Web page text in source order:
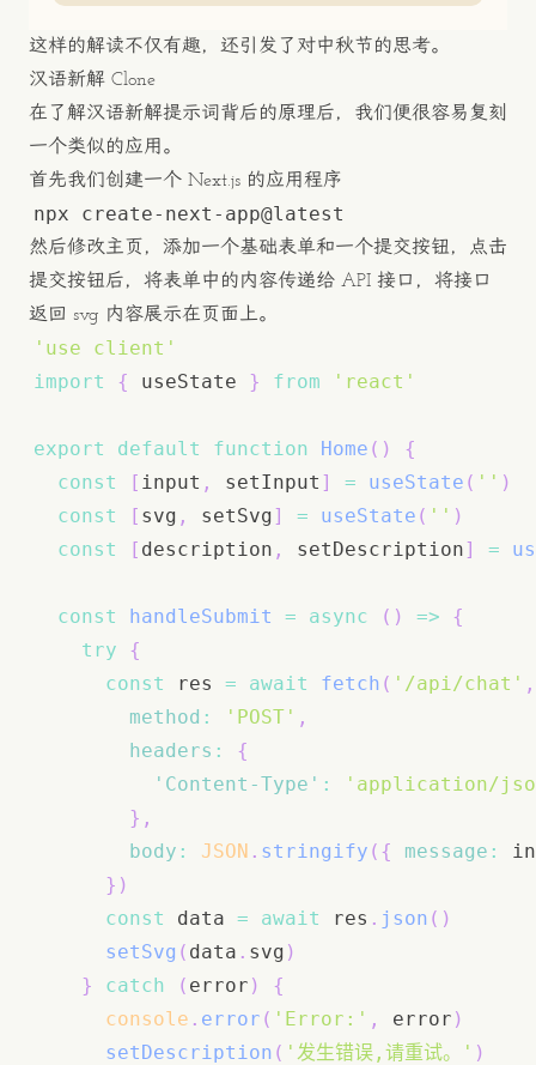
这样的解读不仅有趣，还引发了对中秋节的思考。
汉语新解 Clone
在了解汉语新解提示词背后的原理后，我们便很容易复刻
一个类似的应用。
首先我们创建一个 Next.js 的应用程序
然后修改主页，添加一个基础表单和一个提交按钮，点击
提交按钮后，将表单中的内容传递给 API 接口，将接口
返回 svg 内容展示在页面上。
'use client'
import
{ useState } from 'react'
export default function Home ( )
{
const
[ input , setInput ] = useState ( '' )
const
[ svg , setSvg] = useState ( '' )
const
[ description , setDescription] =
const handleSubmit = async ( ) =>
{
try
{
const
res = await fetch ( '/api/chat' ,
method : 'POST' ,
headers :
{
'Content-Type' :
'application/
} ,
body : JSON . stringify ( { message :
} )
const
data = await res . json ( )
setSvg ( data . svg )
}
catch ( error )
{
console . error ( 'Error:' , error )
setDescription ( '发生错误,请重试。' )